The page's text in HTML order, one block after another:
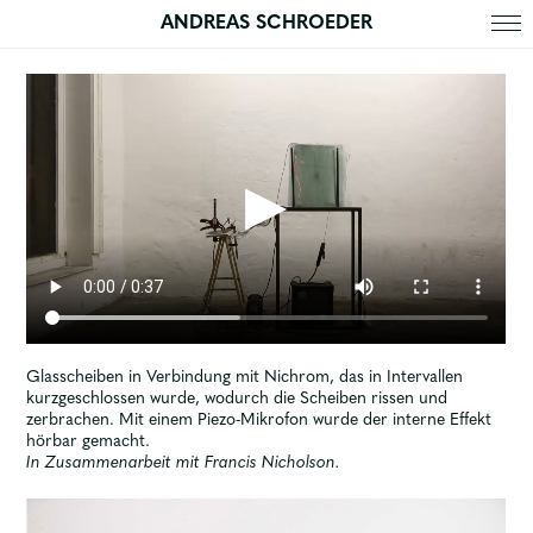
ANDREAS SCHROEDER
Glasscheiben in Verbindung mit Nichrom, das in Intervallen
kurzgeschlossen wurde, wodurch die Scheiben rissen und
zerbrachen. Mit einem Piezo-Mikrofon wurde der interne Effekt
hörbar gemacht.
In Zusammenarbeit mit Francis Nicholson.